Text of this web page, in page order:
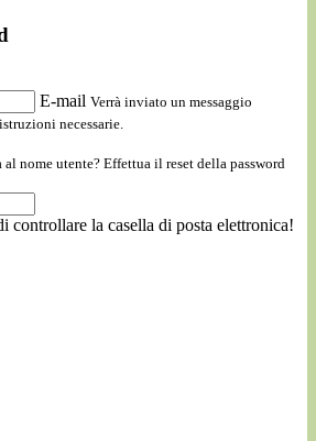
E-mail Verrà inviato un messaggio
necessarie.
nome utente? Effettua il reset della password
controllare la casella di posta elettronica!